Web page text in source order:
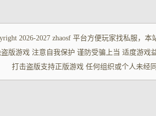
2026-2027 zhaosf平台方便玩家找私服 ，本
版游戏 注意自我保护 谨防受骗上当 适度游戏
打击盗版支持正版游戏 任何组织或个人未经